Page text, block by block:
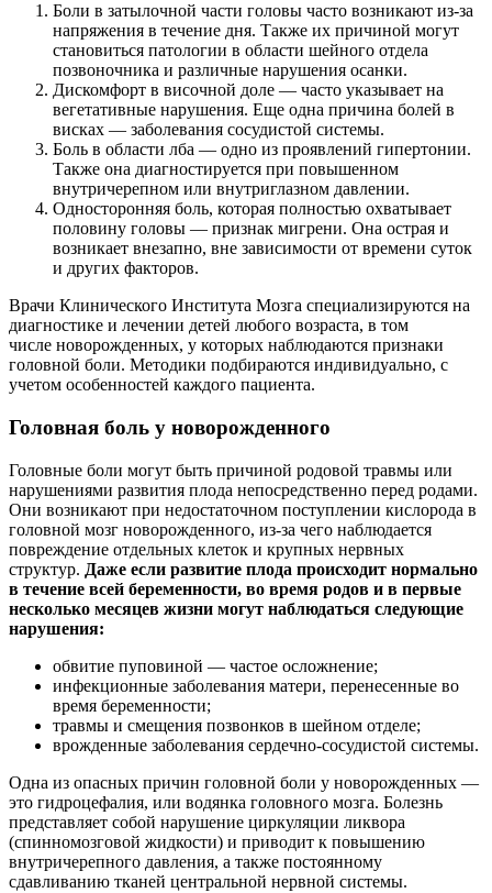
Боли в затылочной части головы часто возникают из-за
напряжения в течение дня. Также их причиной могут
становиться патологии в области шейного отдела
позвоночника и различные нарушения осанки.
Дискомфорт в височной доле — часто указывает на
вегетативные нарушения. Еще одна причина болей в
висках — заболевания сосудистой системы.
Боль в области лба — одно из проявлений гипертонии.
Также она диагностируется при повышенном
внутричерепном или внутриглазном давлении.
Односторонняя боль, которая полностью охватывает
половину головы — признак мигрени. Она острая и
возникает внезапно, вне зависимости от времени суток
и других факторов.
Врачи Клинического Института Мозга специализируются на
диагностике и лечении детей любого возраста, в том
числе новорожденных, у которых наблюдаются признаки
головной боли. Методики подбираются индивидуально, с
учетом особенностей каждого пациента.
Головная боль у новорожденного
Головные боли могут быть причиной родовой травмы или
нарушениями развития плода непосредственно перед родами.
Они возникают при недостаточном поступлении кислорода в
головной мозг новорожденного, из-за чего наблюдается
повреждение отдельных клеток и крупных нервных
структур. Даже если развитие плода происходит нормально
в течение всей беременности, во время родов и в первые
несколько месяцев жизни могут наблюдаться следующие
нарушения:
обвитие пуповиной — частое осложнение;
инфекционные заболевания матери, перенесенные во
время беременности;
травмы и смещения позвонков в шейном отделе;
врожденные заболевания сердечно-сосудистой системы.
Одна из опасных причин головной боли у новорожденных —
это гидроцефалия, или водянка головного мозга. Болезнь
представляет собой нарушение циркуляции ликвора
(спинномозговой жидкости) и приводит к повышению
внутричерепного давления, а также постоянному
сдавливанию тканей центральной нервной системы.